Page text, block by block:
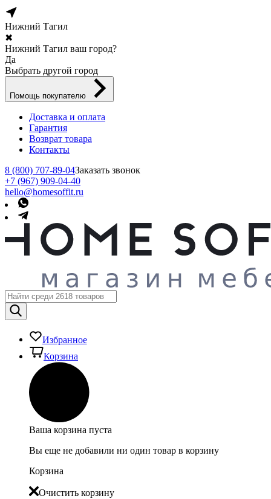
Нижний Тагил
✖
Нижний Тагил ваш город?
Да
Выбрать другой город
Помощь покупателю
Доставка и оплата
Гарантия
Возврат товара
Контакты
8 (800) 707-89-04Заказать звонок
+7 (967) 909-04-40
hello@homesoffit.ru
Избранное
Корзина
Ваша корзина пуста
Вы еще не добавили ни один товар в корзину
Корзина
Очистить корзину